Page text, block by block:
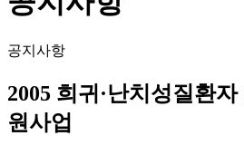
공지사항
2005 희귀·난치성질환
원사업